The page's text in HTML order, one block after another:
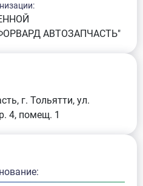
АВТОЗАПЧАСТЬ"
г. Тольятти, ул.
4, помещ. 1